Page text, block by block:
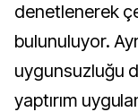
denetlenerek
bulunuluyor.
uygunsuzluğu
yaptırım